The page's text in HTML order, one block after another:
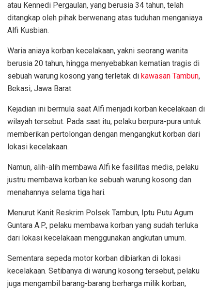
atau Kennedi Pergaulan, yang berusia 34 tahun, telah
ditangkap oleh pihak berwenang atas tuduhan menganiaya
Alfi Kusbian.
Waria aniaya korban kecelakaan, yakni seorang wanita
berusia 20 tahun, hingga menyebabkan kematian tragis di
sebuah warung kosong yang terletak di kawasan Tambun,
Bekasi, Jawa Barat.
Kejadian ini bermula saat Alfi menjadi korban kecelakaan di
wilayah tersebut. Pada saat itu, pelaku berpura-pura untuk
memberikan pertolongan dengan mengangkut korban dari
lokasi kecelakaan.
Namun, alih-alih membawa Alfi ke fasilitas medis, pelaku
justru membawa korban ke sebuah warung kosong dan
menahannya selama tiga hari.
Menurut Kanit Reskrim Polsek Tambun, Iptu Putu Agum
Guntara A.P., pelaku membawa korban yang sudah terluka
dari lokasi kecelakaan menggunakan angkutan umum.
Sementara sepeda motor korban dibiarkan di lokasi
kecelakaan. Setibanya di warung kosong tersebut, pelaku
juga mengambil barang-barang berharga milik korban,